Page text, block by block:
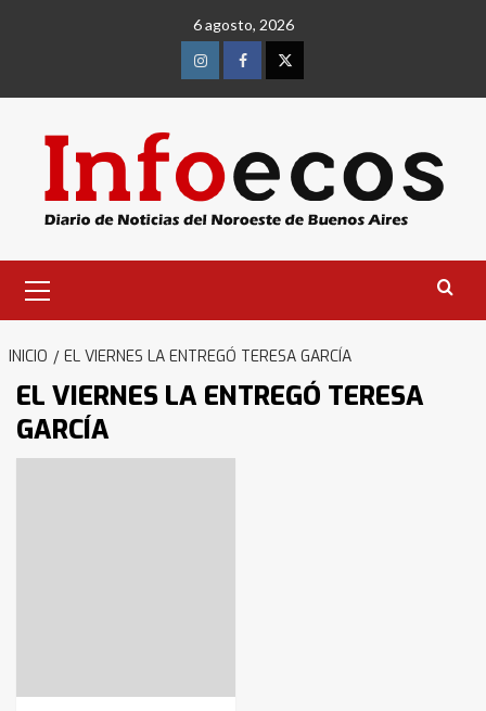
6 agosto, 2026
InstagramFacebookTwitter
primario
INICIO EL VIERNES LA ENTREGÓ TERESA GARCÍA
EL VIERNES LA ENTREGÓ TERESA
GARCÍA